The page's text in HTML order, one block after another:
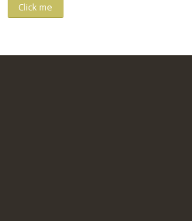
Click me